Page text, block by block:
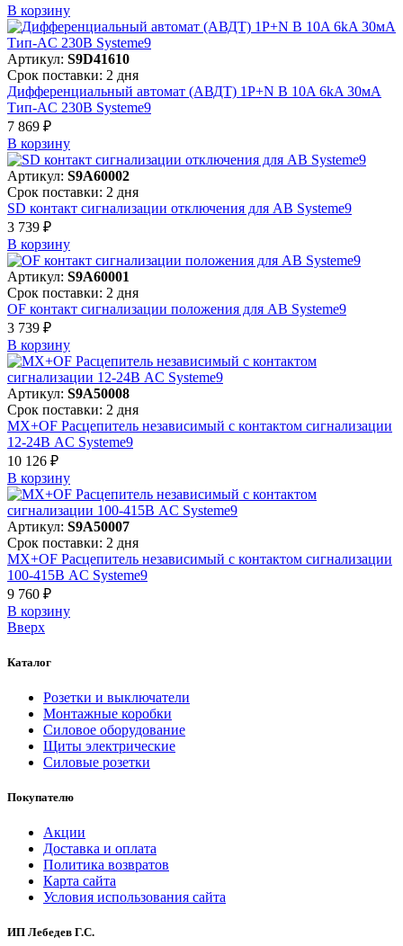
В корзинy
Артикул: S9D41610
Срок поставки: 2 дня
Дифференциальный автомат (АВДТ) 1P+N B 10A 6kA 30мА
Тип-AC 230В Systeme9
7 869 ₽
В корзинy
Артикул: S9A60002
Срок поставки: 2 дня
SD контакт сигнализации отключения для АВ Systeme9
3 739 ₽
В корзинy
Артикул: S9A60001
Срок поставки: 2 дня
OF контакт сигнализации положения для АВ Systeme9
3 739 ₽
В корзинy
Артикул: S9A50008
Срок поставки: 2 дня
MX+OF Расцепитель независимый с контактом сигнализации
12-24В AC Systeme9
10 126 ₽
В корзинy
Артикул: S9A50007
Срок поставки: 2 дня
MX+OF Расцепитель независимый с контактом сигнализации
100-415В AC Systeme9
9 760 ₽
В корзинy
Вверх
Каталог
Розетки и выключатели
Монтажные коробки
Силовое оборудование
Щиты электрические
Силовые розетки
Покупателю
Акции
Доставка и оплата
Политика возвратов
Карта сайта
Условия использования сайта
ИП Лебедев Г.С.